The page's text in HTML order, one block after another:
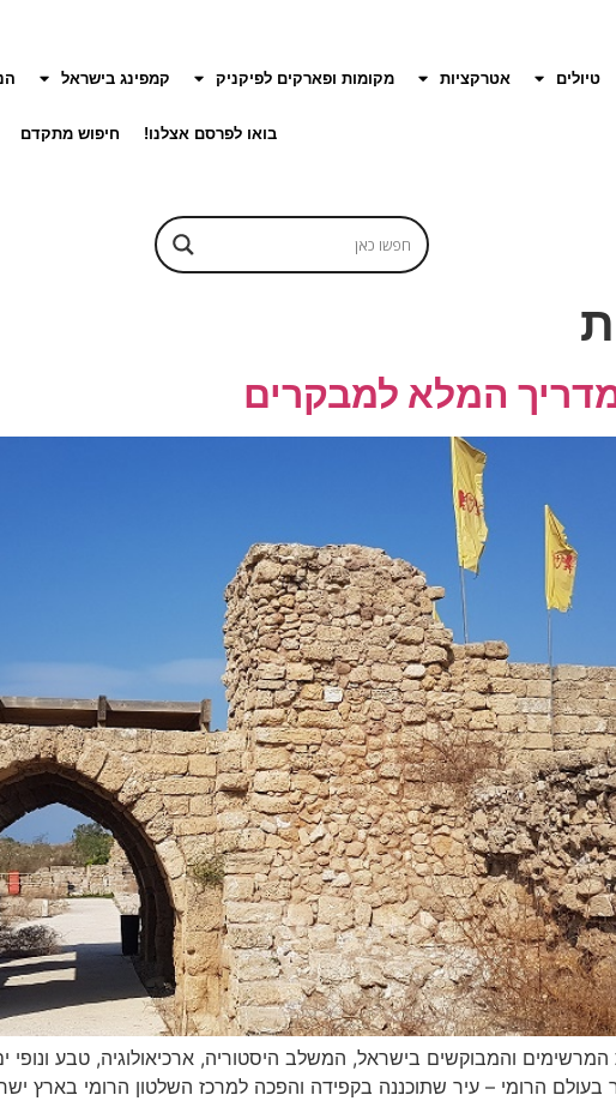
טיולים אטרקציות מקומות ופארקים לפיקניק קמפינג בישראל
בואו לפרסם אצלנו! חיפוש מתקדם
המלא למבקרים
הרומי – עיר שתוכננה בקפידה והפכה למרכז השלטון הרומי בארץ